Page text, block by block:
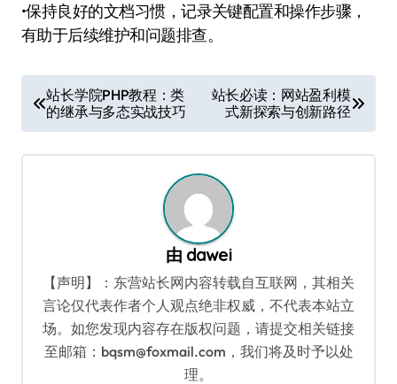
•保持良好的文档习惯，记录关键配置和操作步骤，
有助于后续维护和问题排查。
章
导
站长学院PHP教程：类
的继承与多态实战技巧
站长必读：网站盈利模
式新探索与创新路径
由 dawei
【声明】：东营站长网内容转载自互联网，其相关
言论仅代表作者个人观点绝非权威，不代表本站立
场。如您发现内容存在版权问题，请提交相关链接
至邮箱：bqsm@foxmail.com，我们将及时予以处
理。